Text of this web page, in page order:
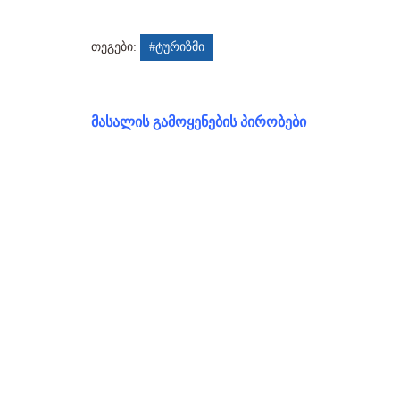
თეგები: #ტურიზმი
მასალის გამოყენების პირობები